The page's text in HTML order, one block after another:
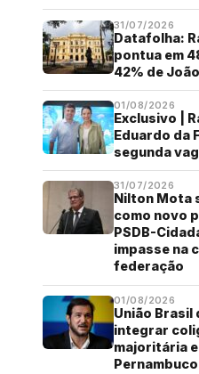
31/07/2026
Datafolha:
pontua em
42% de
01/08/2026
Exclusivo |
Eduardo da
segunda
31/07/2026
Nilton Mota
como novo
PSDB-
impasse na
federação
01/08/2026
União Brasil
integrar
majoritária
Pernambuco